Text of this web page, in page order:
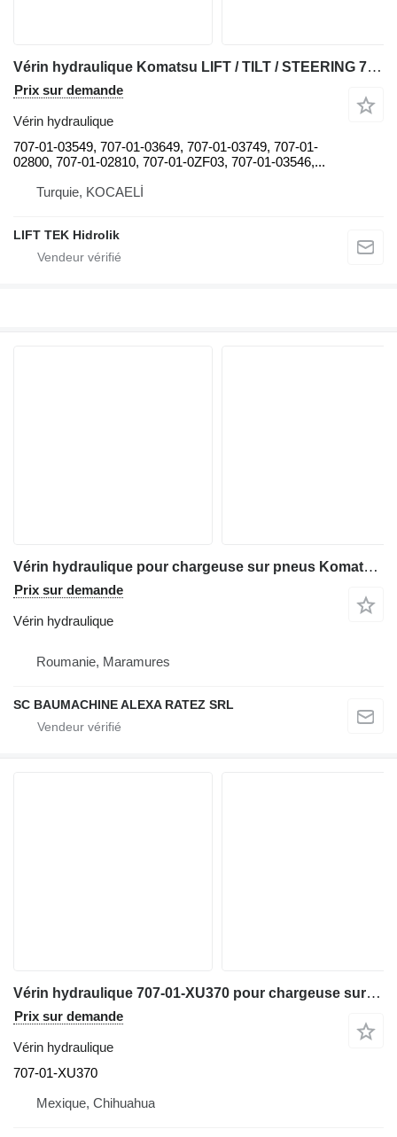
Vérin hydraulique Komatsu LIFT / TILT / STEERING 707-01-03549 pour chargeuse sur pneus Komatsu WA1200 - WA600 pour pièces détachées
Prix sur demande
Vérin hydraulique
707-01-03549, 707-01-03649, 707-01-03749, 707-01-
02800, 707-01-02810, 707-01-0ZF03, 707-01-03546,...
Turquie, KOCAELİ
LIFT TEK Hidrolik
Vérin hydraulique pour chargeuse sur pneus Komatsu WA75
Prix sur demande
Vérin hydraulique
Roumanie, Maramures
SC BAUMACHINE ALEXA RATEZ SRL
Vérin hydraulique 707-01-XU370 pour chargeuse sur pneus Komatsu WA320
Prix sur demande
Vérin hydraulique
707-01-XU370
Mexique, Chihuahua